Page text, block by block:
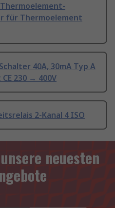
für Thermoelement
40A, 30mA Typ A
230 → 400V
2-Kanal 4 ISO
neuesten